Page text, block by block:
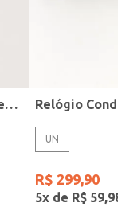
Kit Relógio + Acessório Condor Feminino DOURADO Relógio
UN
R$ 299,90
5x de R$ 59,